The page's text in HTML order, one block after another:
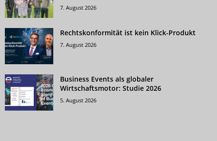
7. August 2026
Rechtskonformität ist kein Klick-Produkt
7. August 2026
Business Events als globaler
Wirtschaftsmotor: Studie 2026
5. August 2026